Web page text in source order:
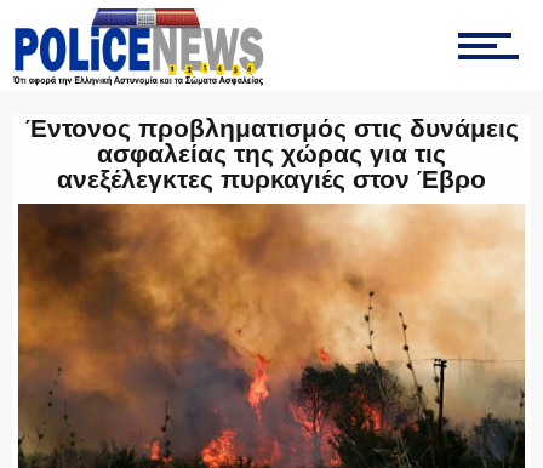
ΟΠΚΕ
Έντονος προβληματισμός στις δυνάμεις
ασφαλείας της χώρας για τις
ανεξέλεγκτες πυρκαγιές στον Έβρο